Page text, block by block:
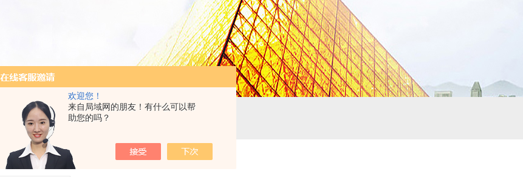
欢迎您！
来自局域网的朋友！有什么可以帮
助您的吗？
> JC-VP-301水中挥发酚测定仪